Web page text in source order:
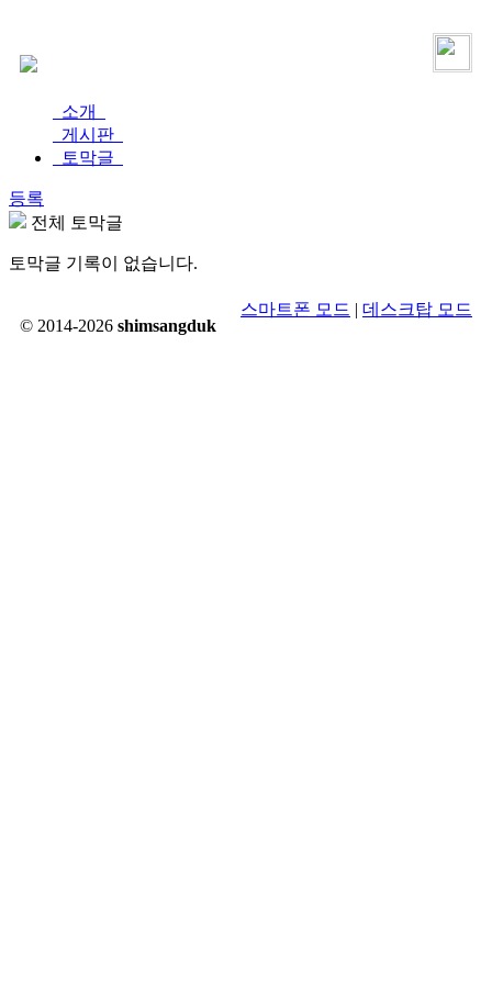
소개
게시판
토막글
등록
전체 토막글
토막글 기록이 없습니다.
© 2014-2026 shimsangduk
스마트폰 모드 | 데스크탑 모드